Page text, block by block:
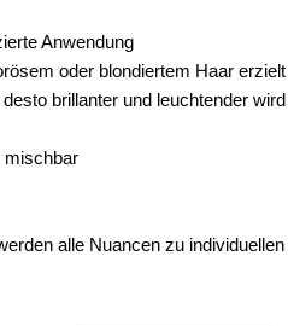
Anwendung
oder blondiertem Haar erzielt
brillanter und leuchtender wird
mischbar
alle Nuancen zu individuellen